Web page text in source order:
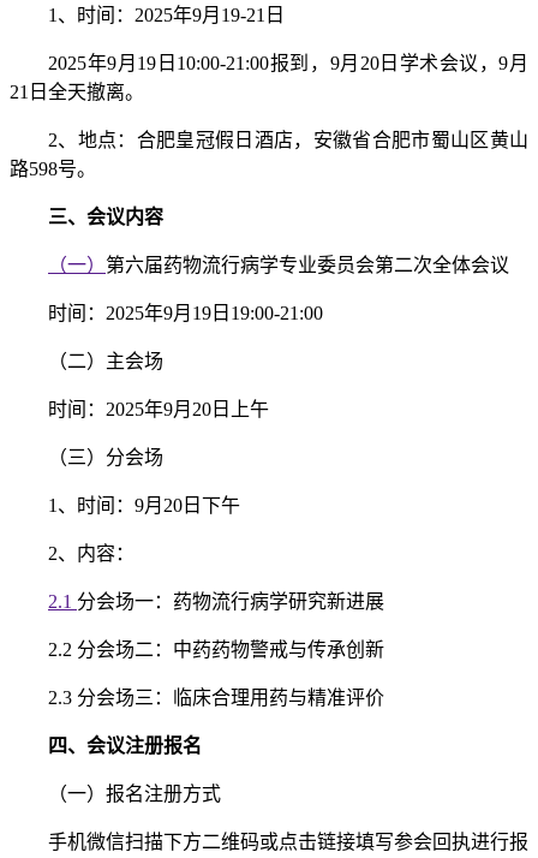
1、时间：2025年9月19-21日
2025年9月19日10:00-21:00报到，9月20日学术会议，9月
21日全天撤离。
2、地点：合肥皇冠假日酒店，安徽省合肥市蜀山区黄山
路598号。
三、会议内容
（一） 第六届药物流行病学专业委员会第二次全体会议
时间：2025年9月19日19:00-21:00
（二）主会场
时间：2025年9月20日上午
（三）分会场
1、时间：9月20日下午
2、内容：
2.1 分会场一：药物流行病学研究新进展
2.2 分会场二：中药药物警戒与传承创新
2.3 分会场三：临床合理用药与精准评价
四、会议注册报名
（一）报名注册方式
手机微信扫描下方二维码或点击链接填写参会回执进行报